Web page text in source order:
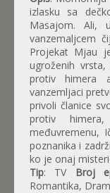
izlasku sa
Masajom. Ali,
vanzemaljcem
Projekat Mjau
ugroženih
protiv himera
vanzemljaci
privoli članice
protiv
međuvremenu,
poznanika i
ko je onaj
Tip: TV Broj
Romantika,